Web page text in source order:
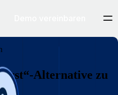
Alternative zu